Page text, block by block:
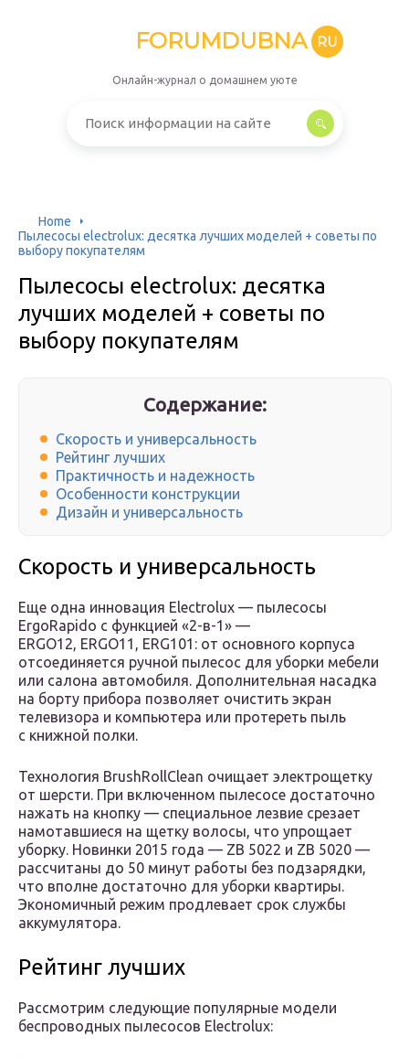
FORUMDUBNA RU
Онлайн-журнал о домашнем уюте
Home
Пылесосы electrolux: десятка лучших моделей + советы по
выбору покупателям
Пылесосы electrolux: десятка
лучших моделей + советы по
выбору покупателям
Содержание:
Скорость и универсальность
Рейтинг лучших
Практичность и надежность
Особенности конструкции
Дизайн и универсальность
Скорость и универсальность
Еще одна инновация Electrolux — пылесосы
ErgoRapido с функцией «2-в-1» —
ERGO12, ERGO11, ERG101: от основного корпуса
отсоединяется ручной пылесос для уборки мебели
или салона автомобиля. Дополнительная насадка
на борту прибора позволяет очистить экран
телевизора и компьютера или протереть пыль
с книжной полки.
Технология BrushRollClean очищает электрощетку
от шерсти. При включенном пылесосе достаточно
нажать на кнопку — специальное лезвие срезает
намотавшиеся на щетку волосы, что упрощает
уборку. Новинки 2015 года — ZB 5022 и ZB 5020 —
рассчитаны до 50 минут работы без подзарядки,
что вполне достаточно для уборки квартиры.
Экономичный режим продлевает срок службы
аккумулятора.
Рейтинг лучших
Рассмотрим следующие популярные модели
беспроводных пылесосов Electrolux: